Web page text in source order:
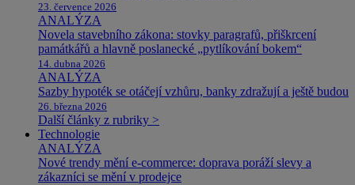
23. července 2026
ANALÝZA
Novela stavebního zákona: stovky paragrafů, přiškrcení
památkářů a hlavně poslanecké „pytlíkování bokem“
14. dubna 2026
ANALÝZA
Sazby hypoték se otáčejí vzhůru, banky zdražují a ještě budou
26. března 2026
Další články z rubriky >
Technologie
ANALÝZA
Nové trendy mění e-commerce: doprava poráží slevy a
zákazníci se mění v prodejce